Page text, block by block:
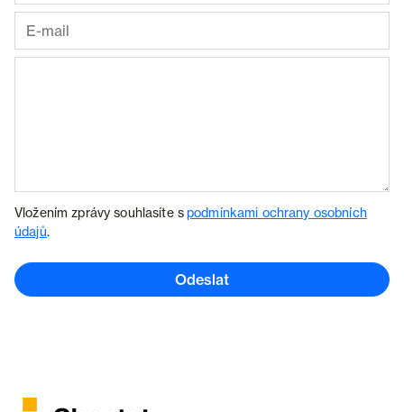
Vložením zprávy souhlasíte spodmínkami ochrany osobních
údajů.
Odeslat